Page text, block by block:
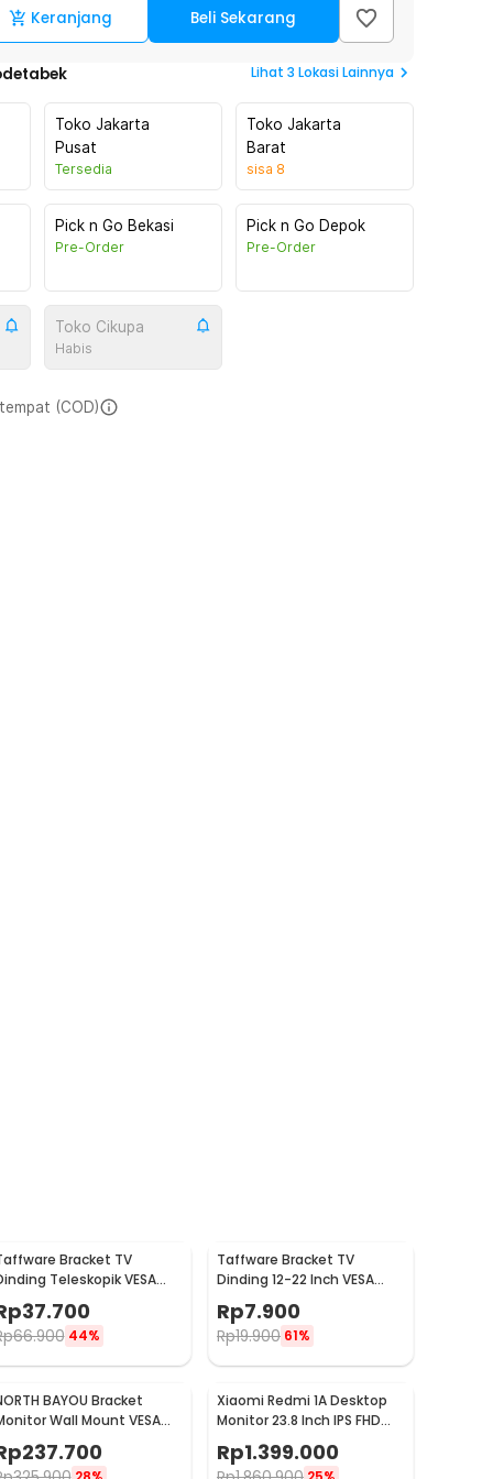
Keranjang Beli Sekarang
Lihat 3 Lokasi Lainnya
Toko Jakarta
Pusat
Tersedia
Toko Jakarta
Barat
sisa 8
Pick n Go Bekasi
Pre-Order
Pick n Go Depok
Pre-Order
Toko Cikupa
Habis
(COD)
Bracket TV
Teleskopik VESA
75x75 100x100 10-32 Inch -
210
37.700
66.900 44%
Taffware Bracket TV
Dinding 12-22 Inch VESA
Rp7.900
Rp19.900 61%
BAYOU Bracket
Wall Mount VESA
100 x 100 17-27 Inch TV -
237.700
Xiaomi Redmi 1A Desktop
Monitor 23.8 Inch IPS FHD
60Hz Ultra-thin HDMI -
RMMNT238NF
Rp1.399.000